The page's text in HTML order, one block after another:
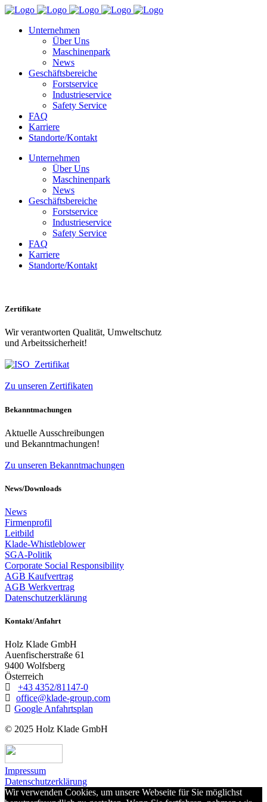
Unternehmen
Über Uns
Maschinenpark
News
Geschäftsbereiche
Forstservice
Industrieservice
Safety Service
FAQ
Karriere
Standorte/Kontakt
Unternehmen
Über Uns
Maschinenpark
News
Geschäftsbereiche
Forstservice
Industrieservice
Safety Service
FAQ
Karriere
Standorte/Kontakt
Zertifikate
Wir verantworten Qualität, Umweltschutz
und Arbeitssicherheit!
Zu unseren Zertifikaten
Bekanntmachungen
Aktuelle Ausschreibungen
und Bekanntmachungen!
Zu unseren Bekanntmachungen
News/Downloads
News
Firmenprofil
Leitbild
Klade-Whistleblower
SGA-Politik
Corporate Social Responsibility
AGB Kaufvertrag
AGB Werkvertrag
Datenschutzerklärung
Kontakt/Anfahrt
Holz Klade GmbH
Auenfischerstraße 61
9400 Wolfsberg
Österreich
+43 4352/81147-0
office@klade-group.com
Google Anfahrtsplan
© 2025 Holz Klade GmbH
Impressum
Datenschutzerklärung
Wir verwenden Cookies, um unsere Webseite für Sie möglichst